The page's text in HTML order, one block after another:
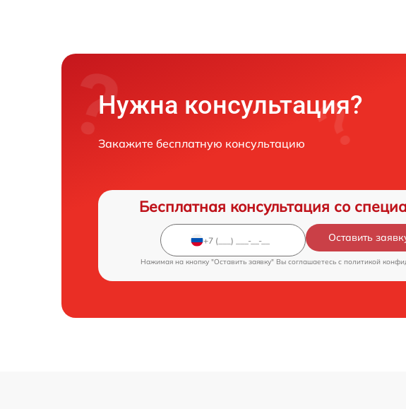
Нужна консультация?
Закажите бесплатную консультацию
Бесплатная консультация со
Оставить
Нажимая на кнопку "Оставить заявку" Вы соглашаетесь c политикой